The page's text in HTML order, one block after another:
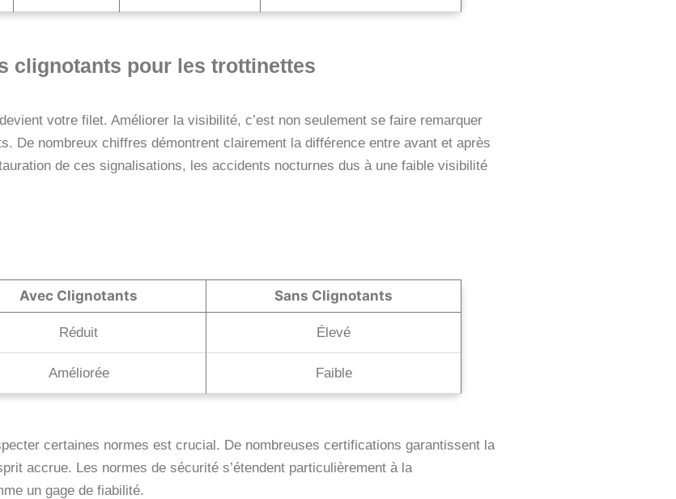
clignotants pour les trottinettes
votre filet. Améliorer la visibilité, c’est non seulement se faire remarquer
De nombreux chiffres démontrent clairement la différence entre avant et après
de ces signalisations, les accidents nocturnes dus à une faible visibilité
Avec Clignotants Sans Clignotants
Réduit Élevé
Améliorée Faible
certaines normes est crucial. De nombreuses certifications garantissent la
accrue. Les normes de sécurité s’étendent particulièrement à la
un gage de fiabilité.